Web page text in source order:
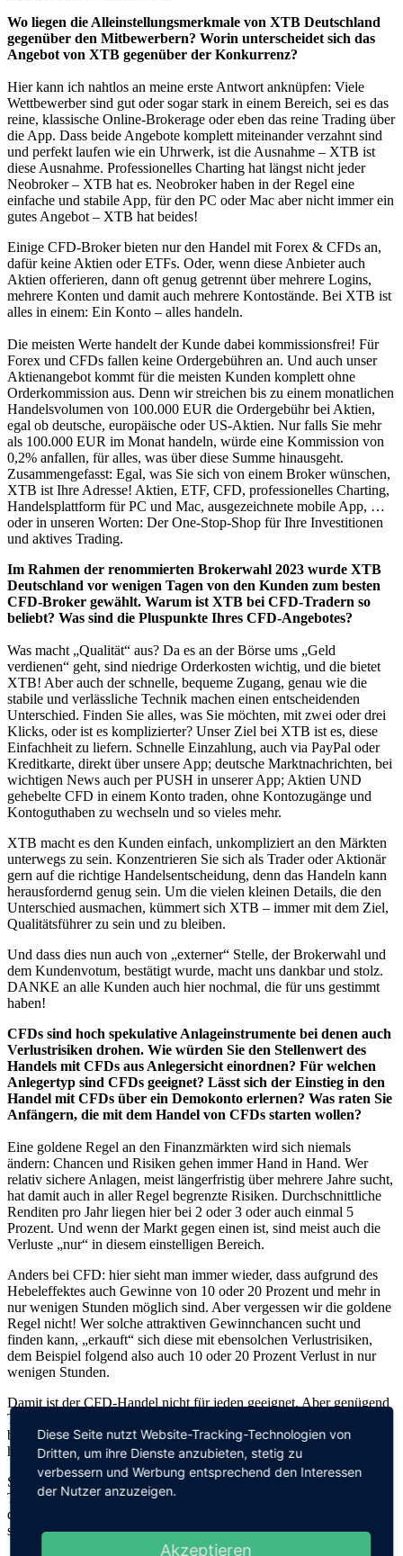
Wo liegen die Alleinstellungsmerkmale von XTB Deutschland
gegenüber den Mitbewerbern? Worin unterscheidet sich das
Angebot von XTB gegenüber der Konkurrenz?
Hier kann ich nahtlos an meine erste Antwort anknüpfen: Viele
Wettbewerber sind gut oder sogar stark in einem Bereich, sei es das
reine, klassische Online-Brokerage oder eben das reine Trading über
die App. Dass beide Angebote komplett miteinander verzahnt sind
und perfekt laufen wie ein Uhrwerk, ist die Ausnahme – XTB ist
diese Ausnahme. Professionelles Charting hat längst nicht jeder
Neobroker – XTB hat es. Neobroker haben in der Regel eine
einfache und stabile App, für den PC oder Mac aber nicht immer ein
gutes Angebot – XTB hat beides!
Einige CFD-Broker bieten nur den Handel mit Forex & CFDs an,
dafür keine Aktien oder ETFs. Oder, wenn diese Anbieter auch
Aktien offerieren, dann oft genug getrennt über mehrere Logins,
mehrere Konten und damit auch mehrere Kontostände. Bei XTB ist
alles in einem: Ein Konto – alles handeln.
Die meisten Werte handelt der Kunde dabei kommissionsfrei! Für
Forex und CFDs fallen keine Ordergebühren an. Und auch unser
Aktienangebot kommt für die meisten Kunden komplett ohne
Orderkommission aus. Denn wir streichen bis zu einem monatlichen
Handelsvolumen von 100.000 EUR die Ordergebühr bei Aktien,
egal ob deutsche, europäische oder US-Aktien. Nur falls Sie mehr
als 100.000 EUR im Monat handeln, würde eine Kommission von
0,2% anfallen, für alles, was über diese Summe hinausgeht.
Zusammengefasst: Egal, was Sie sich von einem Broker wünschen,
XTB ist Ihre Adresse! Aktien, ETF, CFD, professionelles Charting,
Handelsplattform für PC und Mac, ausgezeichnete mobile App, …
oder in unseren Worten: Der One-Stop-Shop für Ihre Investitionen
und aktives Trading.
Im Rahmen der renommierten Brokerwahl 2023 wurde XTB
Deutschland vor wenigen Tagen von den Kunden zum besten
CFD-Broker gewählt. Warum ist XTB bei CFD-Tradern so
beliebt? Was sind die Pluspunkte Ihres CFD-Angebotes?
Was macht „Qualität“ aus? Da es an der Börse ums „Geld
verdienen“ geht, sind niedrige Orderkosten wichtig, und die bietet
XTB! Aber auch der schnelle, bequeme Zugang, genau wie die
stabile und verlässliche Technik machen einen entscheidenden
Unterschied. Finden Sie alles, was Sie möchten, mit zwei oder drei
Klicks, oder ist es komplizierter? Unser Ziel bei XTB ist es, diese
Einfachheit zu liefern. Schnelle Einzahlung, auch via PayPal oder
Kreditkarte, direkt über unsere App; deutsche Marktnachrichten, bei
wichtigen News auch per PUSH in unserer App; Aktien UND
gehebelte CFD in einem Konto traden, ohne Kontozugänge und
Kontoguthaben zu wechseln und so vieles mehr.
XTB macht es den Kunden einfach, unkompliziert an den Märkten
unterwegs zu sein. Konzentrieren Sie sich als Trader oder Aktionär
gern auf die richtige Handelsentscheidung, denn das Handeln kann
herausfordernd genug sein. Um die vielen kleinen Details, die den
Unterschied ausmachen, kümmert sich XTB – immer mit dem Ziel,
Qualitätsführer zu sein und zu bleiben.
Und dass dies nun auch von „externer“ Stelle, der Brokerwahl und
dem Kundenvotum, bestätigt wurde, macht uns dankbar und stolz.
DANKE an alle Kunden auch hier nochmal, die für uns gestimmt
haben!
CFDs sind hoch spekulative Anlageinstrumente bei denen auch
Verlustrisiken drohen. Wie würden Sie den Stellenwert des
Handels mit CFDs aus Anlegersicht einordnen? Für welchen
Anlegertyp sind CFDs geeignet? Lässt sich der Einstieg in den
Handel mit CFDs über ein Demokonto erlernen? Was raten Sie
Anfängern, die mit dem Handel von CFDs starten wollen?
Eine goldene Regel an den Finanzmärkten wird sich niemals
ändern: Chancen und Risiken gehen immer Hand in Hand. Wer
relativ sichere Anlagen, meist längerfristig über mehrere Jahre sucht,
hat damit auch in aller Regel begrenzte Risiken. Durchschnittliche
Renditen pro Jahr liegen hier bei 2 oder 3 oder auch einmal 5
Prozent. Und wenn der Markt gegen einen ist, sind meist auch die
Verluste „nur“ in diesem einstelligen Bereich.
Anders bei CFD: hier sieht man immer wieder, dass aufgrund des
Hebeleffektes auch Gewinne von 10 oder 20 Prozent und mehr in
nur wenigen Stunden möglich sind. Aber vergessen wir die goldene
Regel nicht! Wer solche attraktiven Gewinnchancen sucht und
finden kann, „erkauft“ sich diese mit ebensolchen Verlustrisiken,
dem Beispiel folgend also auch 10 oder 20 Prozent Verlust in nur
wenigen Stunden.
Damit ist der CFD-Handel nicht für jeden geeignet. Aber genügend
Trader kennen diese Chancen und Risiken und möchten diese
bewusst eingehen. Denn ohne eine gewisse Risikoakzeptanz sind
höhere Renditen nicht möglich.
Simpel formuliert: 2 Prozent pro Jahr – oder 20 Prozent in zwei
Tagen, was ist Ihnen lieber? Die Antwort kennen wir alle! Aber
diese beispielhaften 20 Prozent können eben Gewinn oder Verlust
sein, wenn es um CFD geht.
Diese Seite nutzt Website-Tracking-Technologien von
Dritten, um ihre Dienste anzubieten, stetig zu
verbessern und Werbung entsprechend den Interessen
der Nutzer anzuzeigen.
Akzeptieren